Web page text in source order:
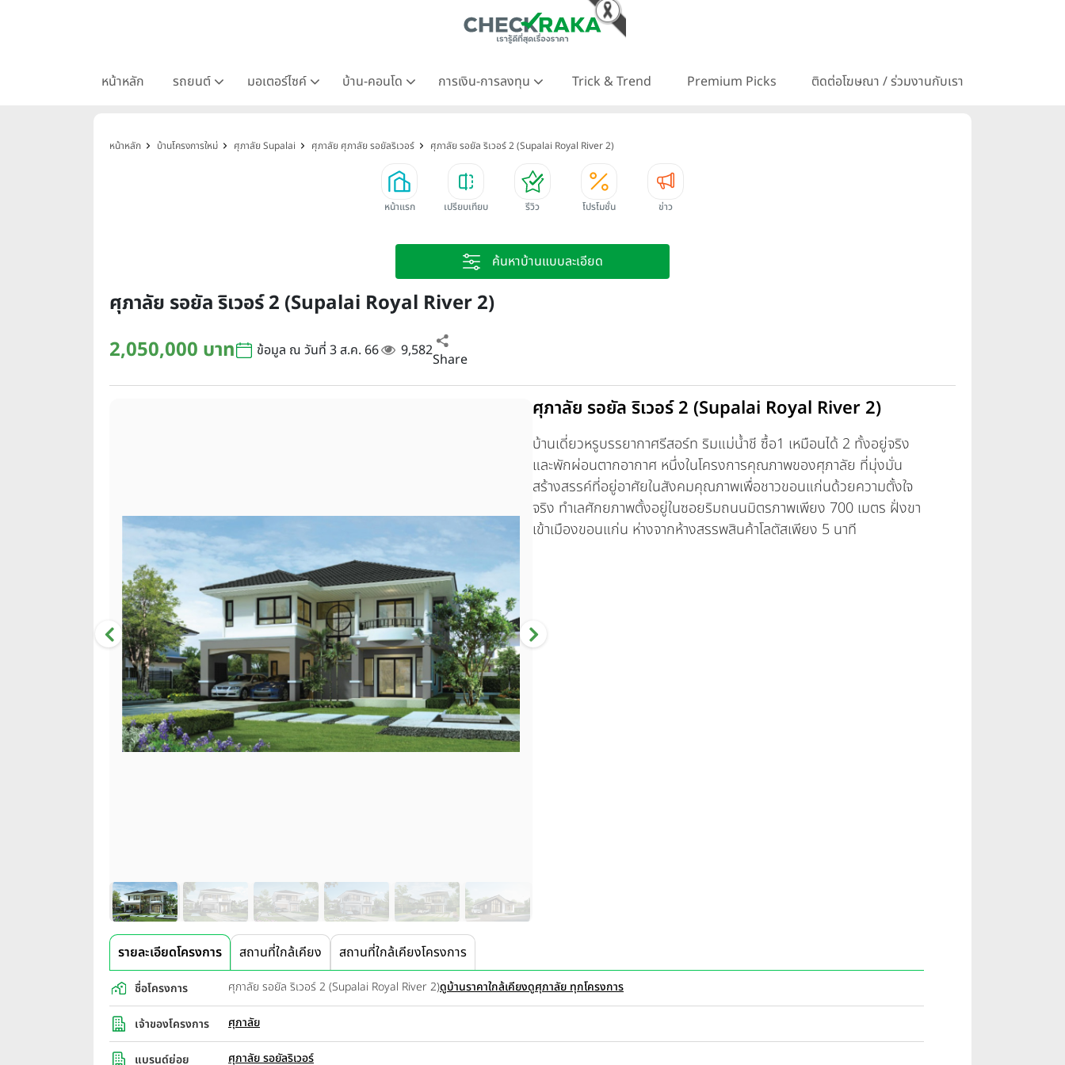
หน้าหลัก รถยนต์ มอเตอร์ไซค์ บ้าน-คอนโด การเงิน-การลงทุน Trick & Trend Premium Picks ติดต่อโฆษณา / ร่วมงานกับเรา
หน้าหลัก บ้านโครงการใหม่ ศุภาลัย Supalai ศุภาลัย ศุภาลัย รอยัลริเวอร์ ศุภาลัย รอยัล ริเวอร์ 2 (Supalai Royal River 2)
หน้าแรก เปรียบเทียบ รีวิว โปรโมชั่น ข่าว
ค้นหาบ้านแบบละเอียด
ศุภาลัย รอยัล ริเวอร์ 2 (Supalai Royal River 2)
2,050,000 บาท
ข้อมูล ณ วันที่ 3 ส.ค. 66 9,582Share
ศุภาลัย รอยัล ริเวอร์ 2 (Supalai Royal River 2)
บ้านเดี่ยวหรูบรรยากาศรีสอร์ท ริมแม่น้ำชี ซื้อ1 เหมือนได้ 2 ทั้งอยู่จริง
และพักผ่อนตากอากาศ หนึ่งในโครงการคุณภาพของศุภาลัย ที่มุ่งมั่น
สร้างสรรค์ที่อยู่อาศัยในสังคมคุณภาพเพื่อชาวขอนแก่นด้วยความตั้งใจ
จริง ทำเลศักยภาพตั้งอยู่ในซอยริมถนนมิตรภาพเพียง 700 เมตร ฝั่งขา
เข้าเมืองขอนแก่น ห่างจากห้างสรรพสินค้าโลตัสเพียง 5 นาที
รายละเอียดโครงการ สถานที่ใกล้เคียง สถานที่ใกล้เคียงโครงการ
ชื่อโครงการ ศุภาลัย รอยัล ริเวอร์ 2 (Supalai Royal River 2)ดูบ้านราคาใกล้เคียงดูศุภาลัย ทุกโครงการ
เจ้าของโครงการ ศุภาลัย
แบรนด์ย่อย ศุภาลัย รอยัลริเวอร์